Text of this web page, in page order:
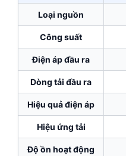
Loại nguồn
Công suất
Điện áp đầu ra
Dòng tải đầu ra
Hiệu quả điện áp
Hiệu ứng tải
Độ ồn hoạt động